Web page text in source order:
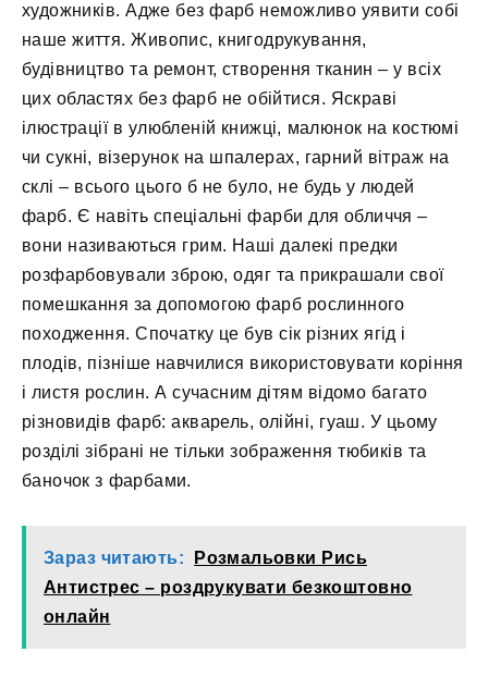
художників. Адже без фарб неможливо уявити собі
наше життя. Живопис, книгодрукування,
будівництво та ремонт, створення тканин – у всіх
цих областях без фарб не обійтися. Яскраві
ілюстрації в улюбленій книжці, малюнок на костюмі
чи сукні, візерунок на шпалерах, гарний вітраж на
склі – всього цього б не було, не будь у людей
фарб. Є навіть спеціальні фарби для обличчя –
вони називаються грим. Наші далекі предки
розфарбовували зброю, одяг та прикрашали свої
помешкання за допомогою фарб рослинного
походження. Спочатку це був сік різних ягід і
плодів, пізніше навчилися використовувати коріння
і листя рослин. А сучасним дітям відомо багато
різновидів фарб: акварель, олійні, гуаш. У цьому
розділі зібрані не тільки зображення тюбиків та
баночок з фарбами.
Зараз читають:
Розмальовки Рись
Антистрес – роздрукувати безкоштовно
онлайн